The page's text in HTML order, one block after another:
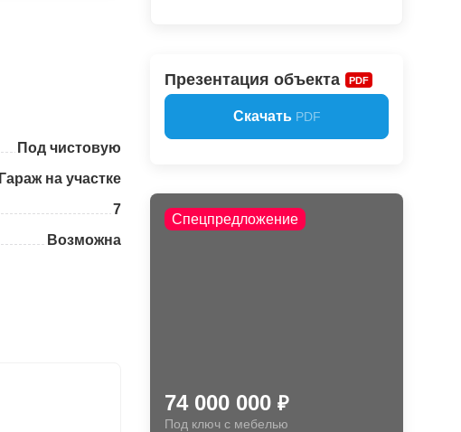
Под чистовую
Гараж на участке
7
Возможна
Презентация объекта PDF
Скачать PDF
Спецпредложение
74 000 000 ₽
Под ключ с мебелью